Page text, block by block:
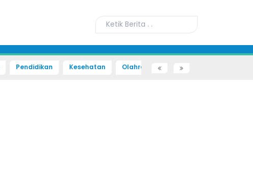
Pendidikan Kesehatan Olahraga Sains dan Teknologi